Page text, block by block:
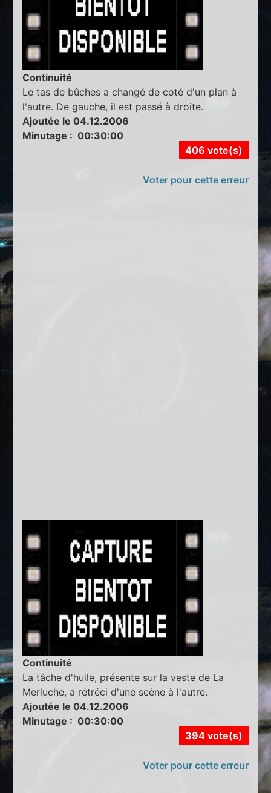
Continuité
Le tas de bûches a changé de coté d'un plan à
l'autre. De gauche, il est passé à droite.
Ajoutée le 04.12.2006
Minutage : 00:30:00
406 vote(s)
Voter pour cette erreur
Continuité
La tâche d'huile, présente sur la veste de La
Merluche, a rétréci d'une scène à l'autre.
Ajoutée le 04.12.2006
Minutage : 00:30:00
394 vote(s)
Voter pour cette erreur